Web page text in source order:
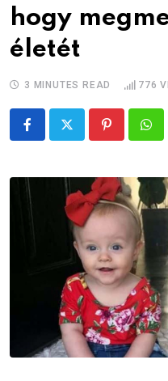
hogy
életét
3 MINUTES READ 776
Pinterest